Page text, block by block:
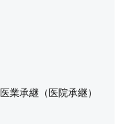
業承継（医院承継）